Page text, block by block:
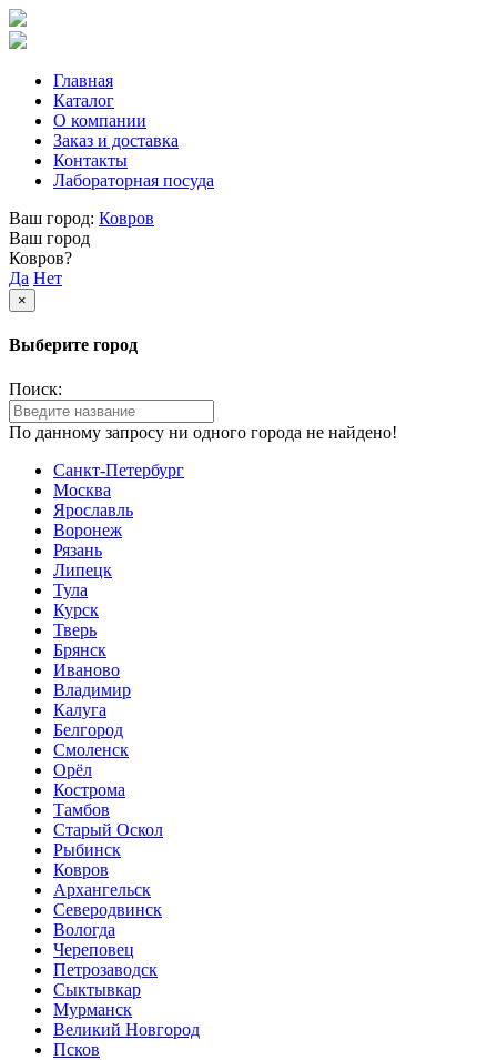
Главная
Каталог
О компании
Заказ и доставка
Контакты
Лабораторная посуда
Ваш город: Ковров
Ваш город
Ковров?
Да Нет
×
Выберите город
Поиск:
По данному запросу ни одного города не найдено!
Санкт-Петербург
Москва
Ярославль
Воронеж
Рязань
Липецк
Тула
Курск
Тверь
Брянск
Иваново
Владимир
Калуга
Белгород
Смоленск
Орёл
Кострома
Тамбов
Старый Оскол
Рыбинск
Ковров
Архангельск
Северодвинск
Вологда
Череповец
Петрозаводск
Сыктывкар
Мурманск
Великий Новгород
Псков